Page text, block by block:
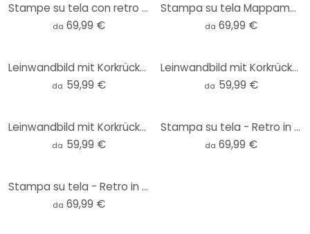
Stampe su tela con retro a spilla - Mappa topografica del mondo
da 69,99 €
Stampa su tela Mappamondo - Shabby
da 69,99 €
Leinwandbild mit Korkrückwand - Holzpaneele 02
da 59,99 €
Leinwandbild mit Korkrückwand - Weltkarte - Waterc
da 59,99 €
Leinwandbild mit Korkrückwand - Tierische Weltkarte
da 59,99 €
Stampa su tela - Retro in sughero muro
da 69,99 €
Stampa su tela - Retro in sughero
da 69,99 €